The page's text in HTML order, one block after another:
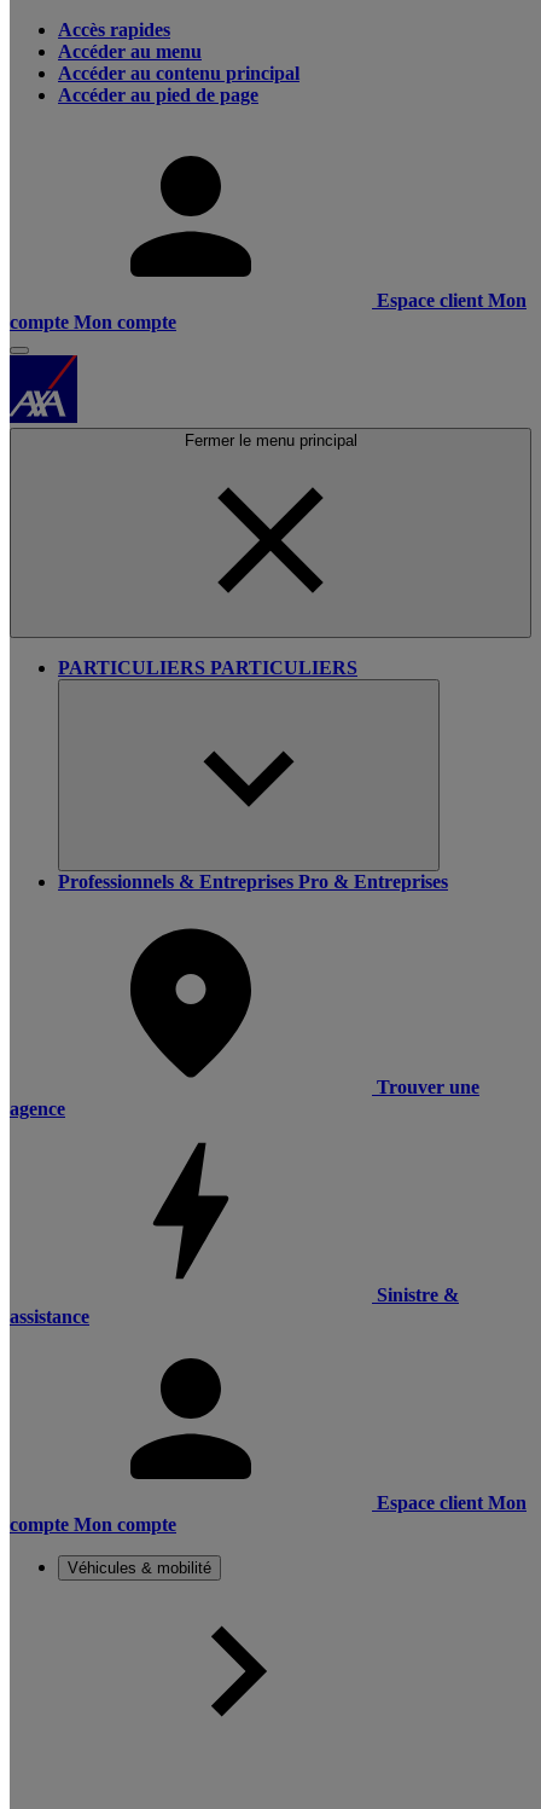
Accès rapides
Accéder au menu
Accéder au contenu principal
Accéder au pied de page
Espace client Mon
compte Mon compte
Fermer le menu principal
PARTICULIERS PARTICULIERS
Professionnels & Entreprises Pro & Entreprises
Trouver une
agence
Sinistre &
assistance
Espace client Mon
compte Mon compte
Véhicules & mobilité